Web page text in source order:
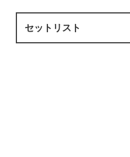
セットリスト